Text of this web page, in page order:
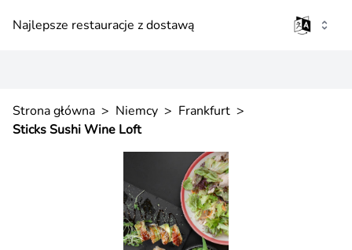
Najlepsze restauracje z dostawą
Strona główna > Niemcy > Frankfurt >
Sticks Sushi Wine Loft